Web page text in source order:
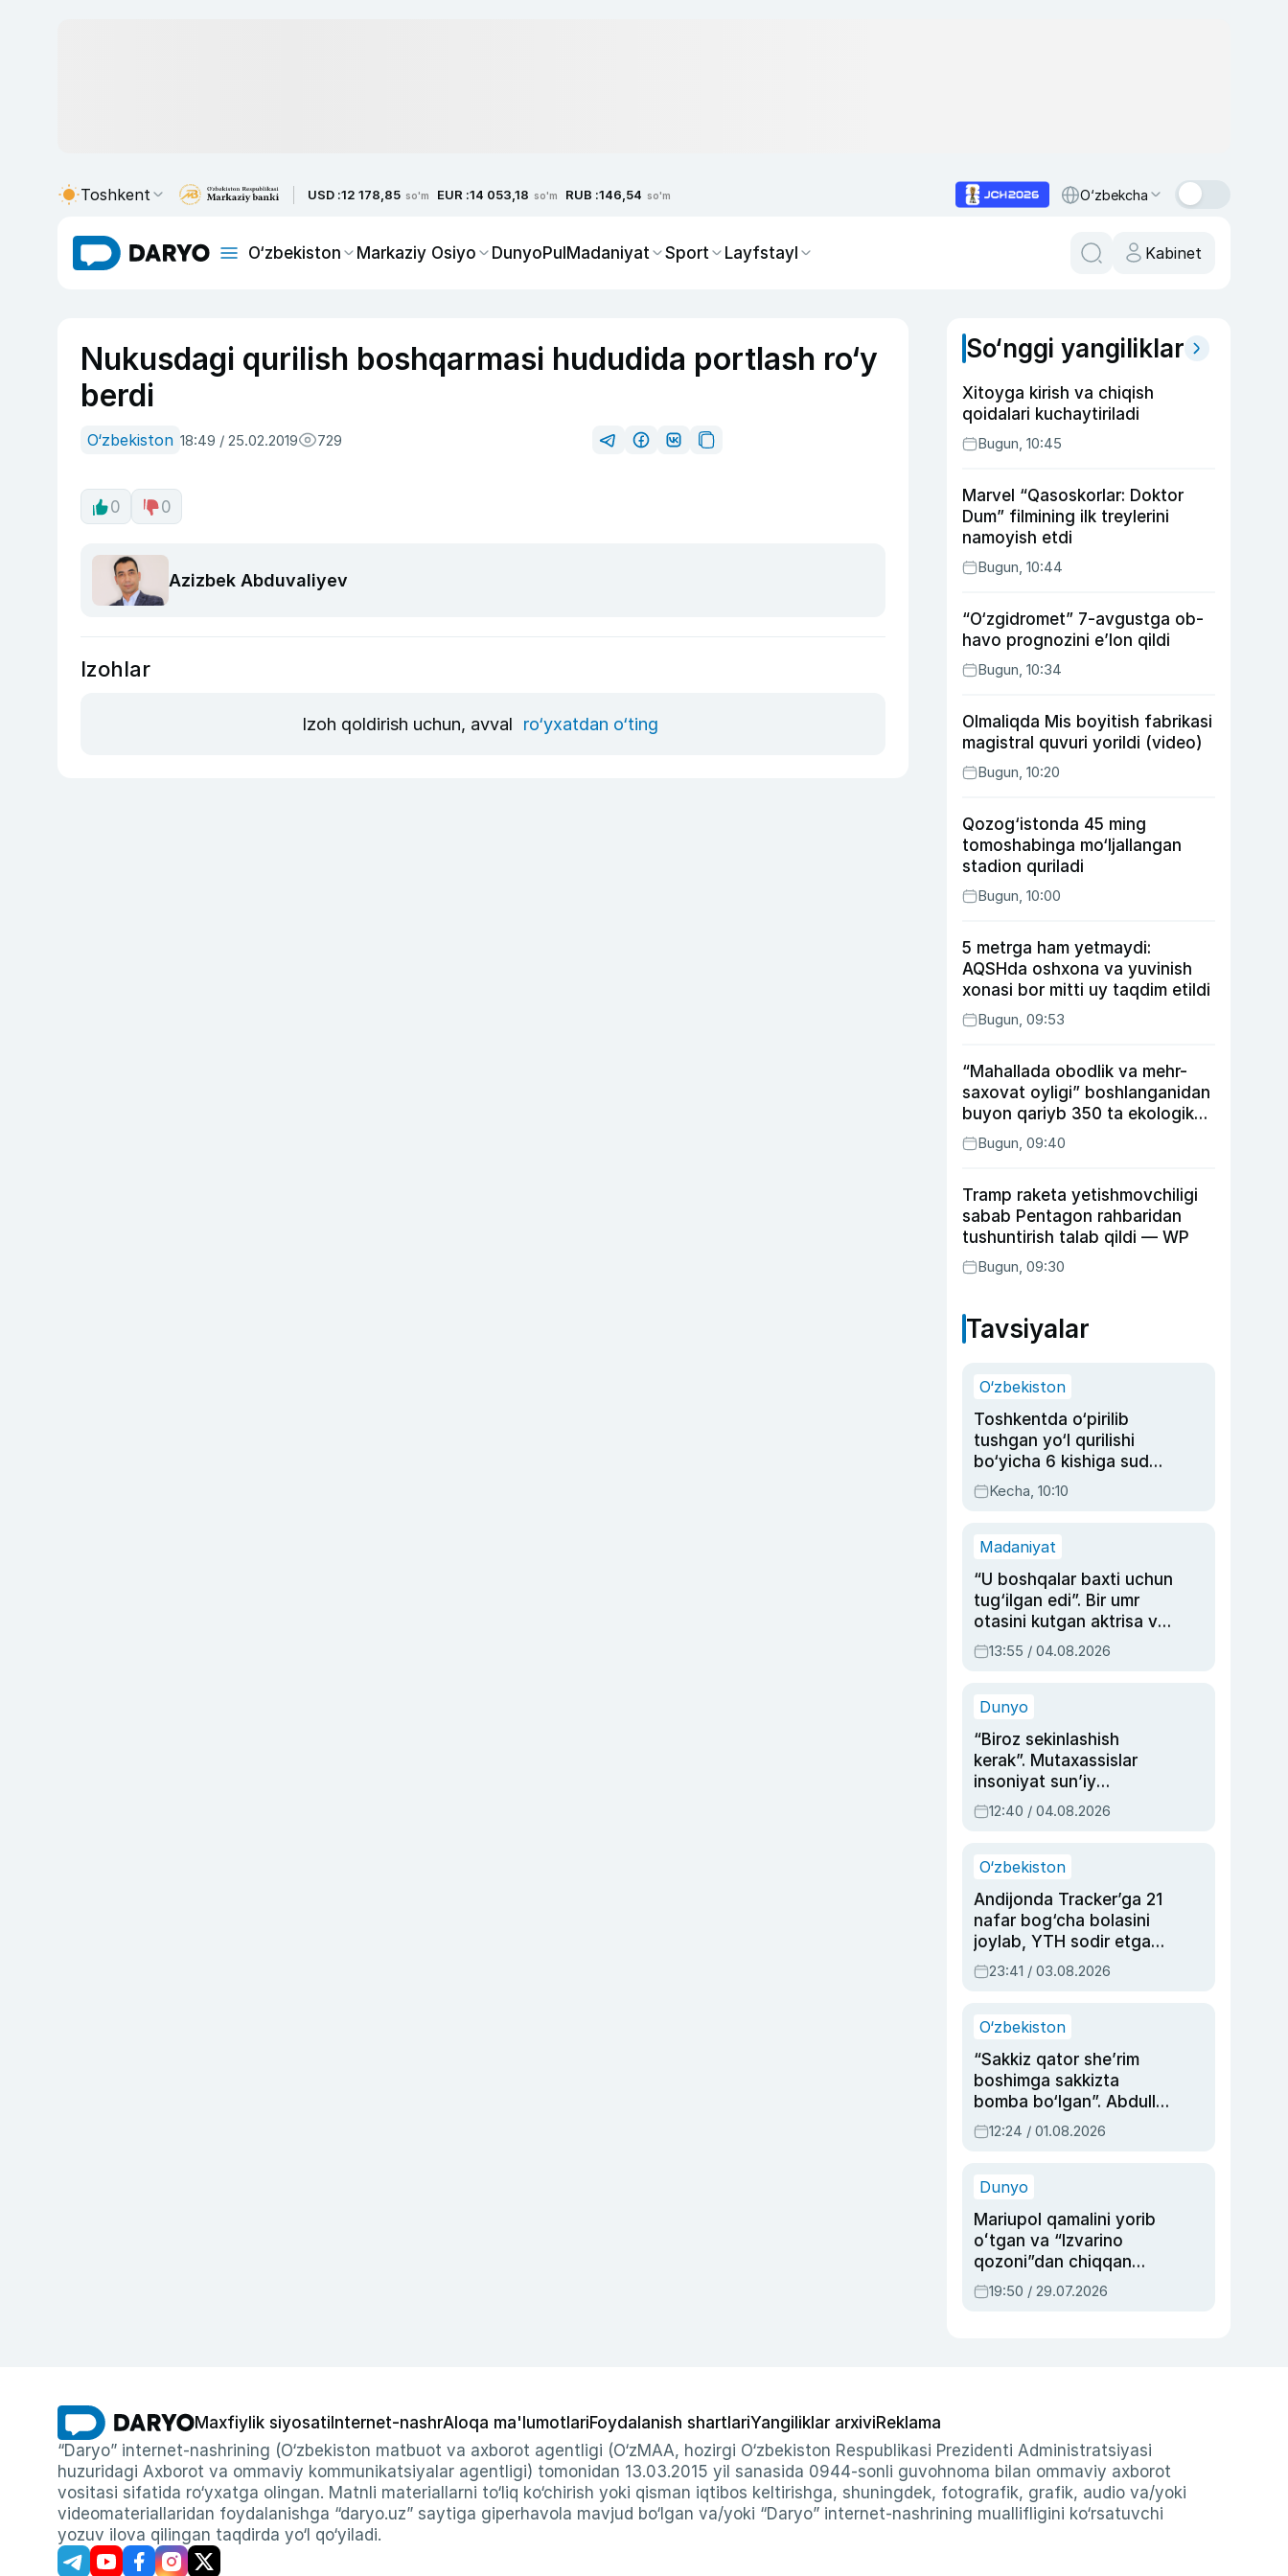
Toshkent USD :12 178,85 so'm EUR :14 053,18 so'm RUB :146,54 so'm O‘zbekcha
O‘zbekiston Markaziy Osiyo DunyoPulMadaniyat Sport Layfstayl Kabinet
Nukusdagi qurilish boshqarmasi hududida portlash ro‘y
berdi
O‘zbekiston 18:49 / 25.02.2019 729
0 0
Azizbek Abduvaliyev
Izohlar
Izoh qoldirish uchun, avval ro‘yxatdan o‘ting
So‘nggi yangiliklar
Xitoyga kirish va chiqish
qoidalari kuchaytiriladi
Bugun, 10:45
Marvel “Qasoskorlar: Doktor
Dum” filmining ilk treylerini
namoyish etdi
Bugun, 10:44
“O‘zgidromet” 7-avgustga ob-
havo prognozini e’lon qildi
Bugun, 10:34
Olmaliqda Mis boyitish fabrikasi
magistral quvuri yorildi (video)
Bugun, 10:20
Qozog‘istonda 45 ming
tomoshabinga mo‘ljallangan
stadion quriladi
Bugun, 10:00
5 metrga ham yetmaydi:
AQSHda oshxona va yuvinish
xonasi bor mitti uy taqdim etildi
Bugun, 09:53
“Mahallada obodlik va mehr-
saxovat oyligi” boshlanganidan
buyon qariyb 350 ta ekologik
huquqbuzarlik aniqlandi
Bugun, 09:40
Tramp raketa yetishmovchiligi
sabab Pentagon rahbaridan
tushuntirish talab qildi — WP
Bugun, 09:30
Tavsiyalar
O‘zbekiston
Toshkentda o‘pirilib
tushgan yo‘l qurilishi
bo‘yicha 6 kishiga sud
hukmi o‘qildi
Kecha, 10:10
Madaniyat
“U boshqalar baxti uchun
tug‘ilgan edi”. Bir umr
otasini kutgan aktrisa va
dublyaj ustasi Rimma
Ahmedovaning
13:55 / 04.08.2026
Dunyo
“Biroz sekinlashish
kerak”. Mutaxassislar
insoniyat sun’iy
intellektni boshqara
olmay qolishidan xavotir
12:40 / 04.08.2026
O‘zbekiston
Andijonda Tracker’ga 21
nafar bog‘cha bolasini
joylab, YTH sodir etgan
ayolga sud hukmi o‘qildi
23:41 / 03.08.2026
O‘zbekiston
“Sakkiz qator she’rim
boshimga sakkizta
bomba bo‘lgan”. Abdulla
Oripovni siyosiy
ayblovlardan asrab
12:24 / 01.08.2026
Dunyo
Mariupol qamalini yorib
oʻtgan va “Izvarino
qozoni”dan chiqqan
qahramon — Ukraina
armiyasi bosh
19:50 / 29.07.2026
Maxfiylik siyosati Internet-nashrAloqa ma'lumotlariFoydalanish shartlariYangiliklar arxiviReklama
“Daryo” internet-nashrining (O‘zbekiston matbuot va axborot agentligi (O‘zMAA, hozirgi O‘zbekiston Respublikasi Prezidenti Administratsiyasi
huzuridagi Axborot va ommaviy kommunikatsiyalar agentligi) tomonidan 13.03.2015 yil sanasida 0944-sonli guvohnoma bilan ommaviy axborot
vositasi sifatida ro‘yxatga olingan. Matnli materiallarni to‘liq ko‘chirish yoki qisman iqtibos keltirishga, shuningdek, fotografik, grafik, audio va/yoki
videomateriallaridan foydalanishga “daryo.uz” saytiga giperhavola mavjud bo‘lgan va/yoki “Daryo” internet-nashrining muallifligini ko‘rsatuvchi
yozuv ilova qilingan taqdirda yo‘l qo‘yiladi.